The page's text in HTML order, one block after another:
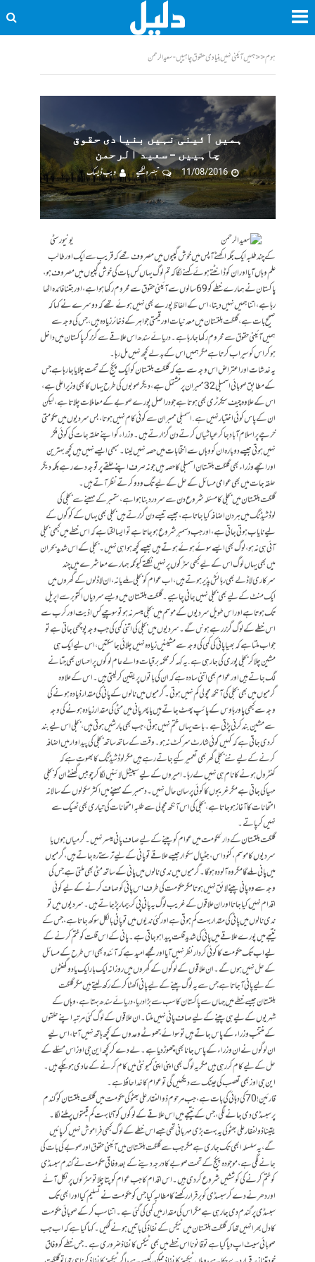
ہوم<<ہمیں آئینی نہیں بنیادی حقوق چاہییں - سعید الرحمن
ہمیں آئینی نہیں بنیادی حقوق
چاہییں – سعید الرحمن
11/08/2016
تبصرہ لکھیے ویب ڈیسک
یونیورسٹی
کے چند طلبہ ایک جگہ اکھٹے آپس میں خوش گپیوں میں مصروف تھے کہ قریب سے ایک اور طالب
علم وہاں آیا اور ان کو ڈانٹتے ہوئے کہنے لگا کہ تم لوگ یہاں کس بات کی خوش گپیوں میں مصروف ہو،
پاکستان نے ہمارے خطے کو 69 سالوں سے آئینی حقوق سے محروم رکھا ہوا ہے، اور جتنا فائدہ اٹھا
رہا ہے، اتنا ہمیں نہیں دیتا، اس کے الفاظ پورے بھی نہیں ہوئے تھے کہ دوسرے نے کہا کہ
صحیح بات ہے، گلگت بلتستان میں معدنیات اور قیمتی جواہر کے ذخائر زیادہ ہیں، جس کی وجہ سے
ہمیں آئینی حقوق سے محروم رکھا جا رہا ہے۔ دریائے سندھ اس علاقے سےگزر کر پاکستان میں داخل
ہو کر اس کو سیراب کرتا ہے مگر ہمیں اس کے بدلے کچھ نہیں مل رہا۔
یہ خدشات اور اعتراض اس وجہ سے ہے کہ گلگت بلتستان کو ایک پیکج کے تحت چلایا جارہا ہے جس
کے مطابق صوبائی اسمبلی 32 ممبران پر مشتمل ہے، دیگر صوبوں کی طرح یہاں کا بھی وزیر اعلی ہے،
اس کے علاوہ چیف سیکرٹری بھی ہوتا ہے جو دراصل پورے صوبے کے معاملات چلاتا ہے، لیکن
ان کے پاس کوئی اختیار نہیں ہے. اسمبلی ممبران سے کوئی کام نہیں ہوتا، بس سردیوں میں حکومتی
خرچے پر اسلام آباد جا کر عیاشیاں کرتے دن گزارتے ہیں۔ وزرا ء کو اپنے حلقہ جات کی کوئی فکر
نہیں ہوتی جیسے دوبارہ ان کو وہاں سے انتخابات میں حصہ نہیں لینا۔ سبھی ایسے نہیں ہیں کچھ بہترین
اور اچھے وزراء بھی گلگت بلتستان اسمبلی کا حصہ ہیں جو نہ صرف اپنے حلقے پر توجہ دے رہے بلکہ دیگر
حلقہ جات میں بھی عوامی مسائل کے حل کے لیے تگ و دو کرتے نظر آتے ہیں۔
گلگت بلتستان میں بجلی کا مسئلہ شروع دن سے سردرد بنا ہوا ہے، ستمبر کے مہینے سے بجلی کی
لوڈشیڈنگ میں ہردن اضافہ کیا جاتا ہے، جیسے تیسے دن گزرتے ہیں بجلی بھی یہاں کے کوگوں کے
لیے نایاب ہوتی جاتی ہے، اور جب دسمبر شروع ہوجاتا ہے تو ایسا لگتا ہے کہ اس خطے میں کبھی بجلی
آئی ہی نہ ہو، لوگ بھی ایسے سوئے ہوئے ہوتے ہیں جیسے کچھ ہوا ہی نہیں۔ بجلی کے اس شدید بحران
میں بھی یہاں لوگ اس کے لیے کبھی سڑکوں پر نہیں نکلتے کیونکہ ہمارے معاشرے میں چند
سرکاری لاڈلے بھی رہائش پذیر ہوتے ہیں، اب عوام کو بجلی ملے یا نہ، ان لاڈلوں کے گھروں میں
ایک منٹ کے لیے بھی بجلی نہیں جانی چاہیے۔گلگت بلتستان میں ویسے سردیاں اکتوبر سے اپریل
تک ہوتا ہے اور اس طویل سردیوں کے موسم میں بجلی میسر نہ ہو تو سوچیے کس اذیت اور کرب سے
اس خطے کے لوگ گزر رہے ہونں گے۔ سردیوں میں بجلی کی اتنی کمی کی جب وجہ پوچھی جاتی ہے تو
جواب ملتا ہے کہ بھیا پانی کی کمی کی وجہ سے مشینیں زیادہ نہیں چلائی جاسکتیں، اس لیے ایک ہی
مشین چلا کر بجلی پوری کی جا رہی ہے. یہ کہہ کر محکمہ برقیات والے عام لوگوں پر احسان بھی جتانے
لگ جاتے ہیں اور عوام بھی اتنی سادہ ہے کہ ان کی باتوں پر یقین کرلیتی ہیں۔ اس کے علاوہ
گرمیوں میں بھی بجلی کی آنکھ مچولی کم نہیں ہوتی۔ گرمیوں میں نالوں کے پانی کی مقدار ذیادہ ہونے کی
وجہ سے کبھی پاور ہاوس کے پائپ پھٹ جاتے ہیں یا پھر پانی میں مٹی کی مقدار زیادہ ہونے کی وجہ
سے مشین بند کرنی پڑتی ہے۔ بات یہاں ختم نہیں ہوتی، جب بھی بارشیں ہوتی ہیں، بجلی اس لیے بند
کردی جاتی ہے کہ کہیں کوئی شارٹ سرکٹ نہ ہو۔ وقت کے ساتھ ساتھ بجلی کی پیداوار میں اضافہ
کرنے کے لیے نئے بجلی گھر بھی تعمیر کیے جاتے رہے ہیں مگر لوڈشیڈنگ کا بھوت ہے کہ
کنٹرول ہونے کا نام ہی نہیں لے رہا۔ امیر وں کے لیے سپیشل لائنیں لگاکر چوبیس گھنٹے ان کو بجلی
مہیا کی جاتی ہے مگر غریبوں کا کوئی پرسان حال نہیں۔ دسمبر کے مہینے میں اکثر سکولوں کے سالانہ
امتحانات کا آغاز ہو جاتا ہے، بجلی کی اس آنکھ مچولی سے طلبہ امتحانات کی تیاری بھی ٹھیک سے
نہیں کرپاتے۔
گلگت بلتستان کے دارلحکومت میں عوام کوپینے کے لیے صاف پانی میسر نہیں۔گرمیاں ہوں یا
سردیوں کا موسم، کنوداس،جٹیال سکوار جیسے علاقے تو پانی کے لیے ترستے رہ جاتے ہیں،گرمیوں
میں پانی ملے گا مگر وہ آلودہ ہوگا۔گرمیوں میں ندی نالوں میں پانی کے ساتھ مٹی بھی ملتی ہے جس کی
وجہ سے وہ پانی پینے لائق نہیں ہوتا مگر حکومت کی طرف اس پانی کو صاف کرنے کے لیے کوئی
اقدام نہیں کیا جاتا اور ان علاقوں کے غریب لوگ یہ پانی پی کر بیمار پڑ جاتے ہیں۔ سردیوں میں تو
ندی نالوں میں پانی کی مقدار بہت کم ہوتی ہے اور کئی ندیوں میں تو پانی بالکل سوکھ جاتا ہے، جس کے
نتیجے میں پورے علاقے میں پانی کی شدید قلت پیدا ہو جاتی ہے۔ پانی کے اس قلت کوختم کرنے کے
لیے اب تک حکومت کا کوئی کردار نظر نہیں آیا اور مجھے امید ہے کہ آئندہ بھی اس طرح کے مسائل
کے حل نہیں ہوں گے۔ ان علاقوں کے لوگوں کے گھروں میں روزانہ ایک بار ایک یا دو گھنٹوں
کے لیے پانی آجاتا ہے جس سے یہ لوگ پینے کے لیے پانی اکھٹا کر کے رکھ لیتے ہیں مگر گلگت
بلتستان جیسے خطے میں جہاں سے پاکستان کا سب سے بڑا دریا، دریائے سندھ بہتا ہے، وہاں کے
شہریوں کے لیے ہی پینے کے لیے صاف پانی نہیں ملتا۔ ان علاقوں کے لوگ کئی مرتبہ اپنے حلقوں
کے منتخب وزراء کے پاس جاتے ہیں تو سوائے جھوٹے وعدوں کے کچھ ہاتھ نہیں آتا، اس لیے
ان لوگوں نے ان وزراء کے پاس جانا بھی چھوڑ دیا ہے۔ لے دے کرکچھ این جی اوز اس مسئلے کے
حل کے لیے کام کر رہی ہیں مگر یہ لوگ بھی اپنی اپنی کمیونٹی میں کام کرنے کے عادی ہوچکے ہیں۔
این جی اوز بھی تعصب کی عینک سے دیکھیں گی تو عوام کا خدا حافظ ہے۔
قارئین ! 70 کی دہائی کی بات ہے، جب مرحوم ذوالفقار علی بھٹو کی حکومت میں گلگت بلتستان کو گندم
پر سبسڈی دی جانے لگی، جس کے نتیجے میں اس علاقے کے لوگوں کو آٹا بہت کم قیمتوں پر ملنے لگا۔
یقینا ذولفقار علی بھٹو کی یہ بہت بڑی مہربانی تھی جسے اس خطے کے لوگ کبھی فراموش نہیں کرپائیں
گے، یہ سلسلہ ابھی تک جاری ہے مگر جب سے گلگت بلتستان میں آئینی حقوق اور صوبے کی بات کی
جانے لگی ہے، موجودہ پیکج کے تحت صوبے کا درجہ دینے کے بعد وفاقی حکومت نے گندم سبسڈی
کو ختم کرنے کی کوششیں شروع کردی ہیں۔ اس اقدام کا جب عوام کو پتا چلا تو سڑکوں پر نکل آئے
اور دھرنے دے کر سبسڈی کو برقرار رکھنے کا مطالبہ کیا جس کو حکومت نے تسلیم کیا اور ابھی تک
سبسڈی پر گندم دی جا رہی ہے مگر اس کی مقدار میں کمی کی گئی ہے۔ اتنا سب کرکے صوبائی حکومت
کا دل بھرا نہیں تھا کہ گلگت بلتستان میں ٹیکس کے نفاذ کی باتیں ہونے لگیں۔ کہا گیا ہے کہ اب جب
صوبائی سیٹ اپ دیا گیا ہے تو قانونا اس خطے میں بھی ٹیکس کا نفاذ ضروری ہے۔ جس خطے کو وفاق